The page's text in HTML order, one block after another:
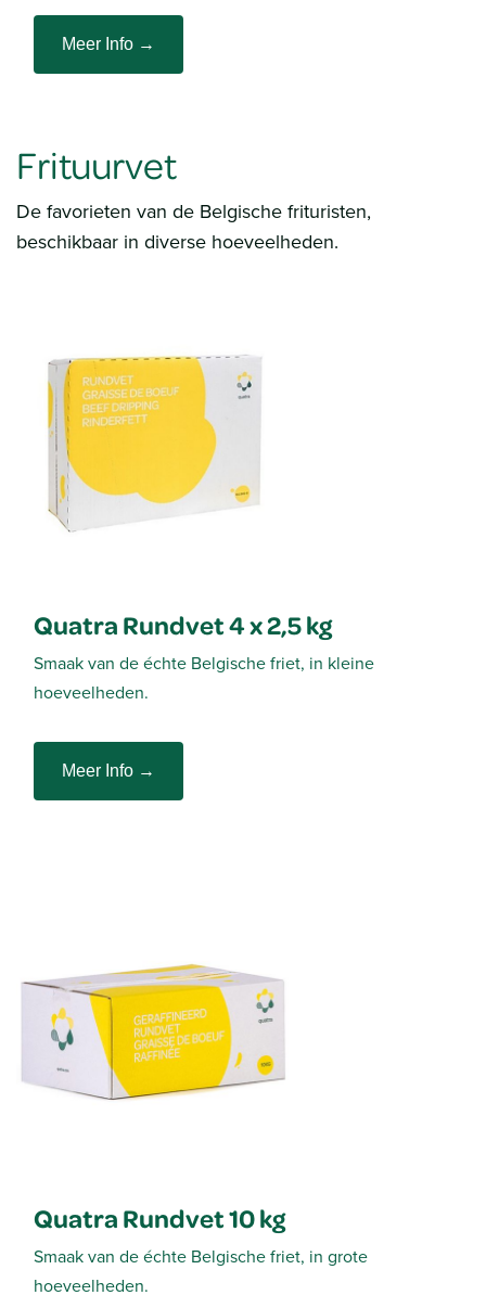
Meer Info →
Frituurvet
De favorieten van de Belgische frituristen,
beschikbaar in diverse hoeveelheden.
Quatra Rundvet 4 x 2,5 kg
Smaak van de échte Belgische friet, in kleine
hoeveelheden.
Meer Info →
Quatra Rundvet 10 kg
Smaak van de échte Belgische friet, in grote
hoeveelheden.